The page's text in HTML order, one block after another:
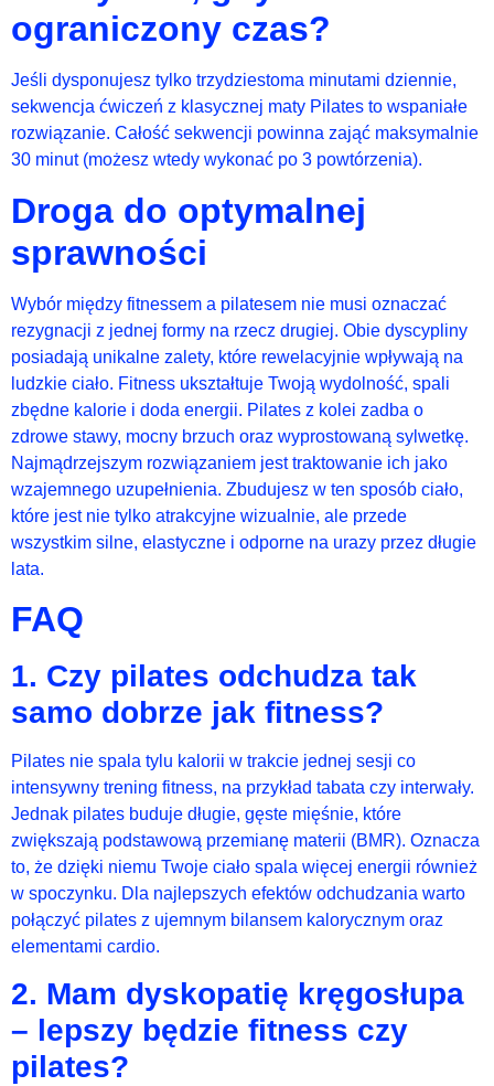
ograniczony czas?
Jeśli dysponujesz tylko trzydziestoma minutami dziennie,
sekwencja ćwiczeń z klasycznej maty Pilates to wspaniałe
rozwiązanie. Całość sekwencji powinna zająć maksymalnie
30 minut (możesz wtedy wykonać po 3 powtórzenia).
Droga do optymalnej
sprawności
Wybór między fitnessem a pilatesem nie musi oznaczać
rezygnacji z jednej formy na rzecz drugiej. Obie dyscypliny
posiadają unikalne zalety, które rewelacyjnie wpływają na
ludzkie ciało. Fitness ukształtuje Twoją wydolność, spali
zbędne kalorie i doda energii. Pilates z kolei zadba o
zdrowe stawy, mocny brzuch oraz wyprostowaną sylwetkę.
Najmądrzejszym rozwiązaniem jest traktowanie ich jako
wzajemnego uzupełnienia. Zbudujesz w ten sposób ciało,
które jest nie tylko atrakcyjne wizualnie, ale przede
wszystkim silne, elastyczne i odporne na urazy przez długie
lata.
FAQ
1. Czy pilates odchudza tak
samo dobrze jak fitness?
Pilates nie spala tylu kalorii w trakcie jednej sesji co
intensywny trening fitness, na przykład tabata czy interwały.
Jednak pilates buduje długie, gęste mięśnie, które
zwiększają podstawową przemianę materii (BMR). Oznacza
to, że dzięki niemu Twoje ciało spala więcej energii również
w spoczynku. Dla najlepszych efektów odchudzania warto
połączyć pilates z ujemnym bilansem kalorycznym oraz
elementami cardio.
2. Mam dyskopatię kręgosłupa
– lepszy będzie fitness czy
pilates?